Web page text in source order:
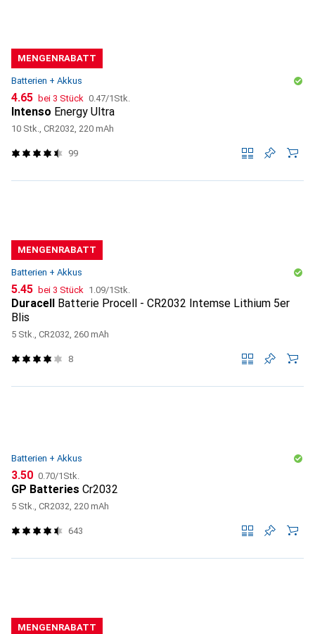
MENGENRABATT
Batterien + Akkus
CHF
4.65 bei 3 Stück CHF
0.47/1Stk.
Intenso Energy Ultra
10 Stk., CR2032, 220 mAh
99
MENGENRABATT
Batterien + Akkus
CHF
5.45 bei 3 Stück CHF
1.09/1Stk.
Duracell
Batterie Procell - CR2032 Intemse Lithium 5er
Blis
5 Stk., CR2032, 260 mAh
8
Batterien + Akkus
CHF
3.50 CHF
0.70/1Stk.
GP Batteries Cr2032
5 Stk., CR2032, 220 mAh
643
MENGENRABATT